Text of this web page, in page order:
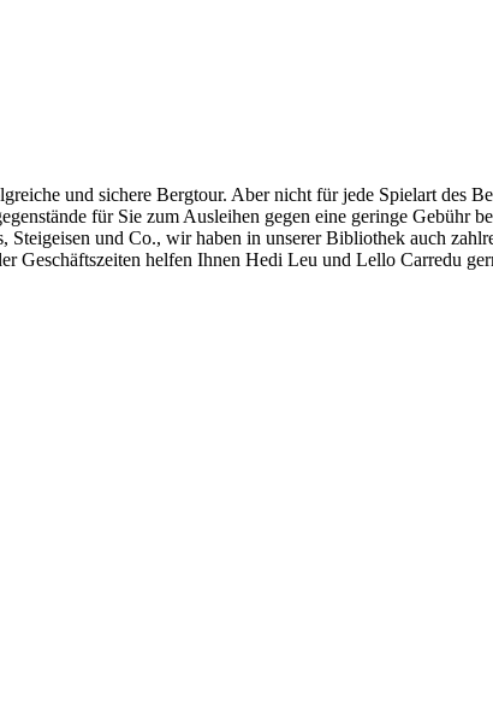
und sichere Bergtour. Aber nicht für jede Spielart des
für Sie zum Ausleihen gegen eine geringe Gebühr
und Co., wir haben in unserer Bibliothek auch
Geschäftszeiten helfen Ihnen Hedi Leu und Lello Carredu